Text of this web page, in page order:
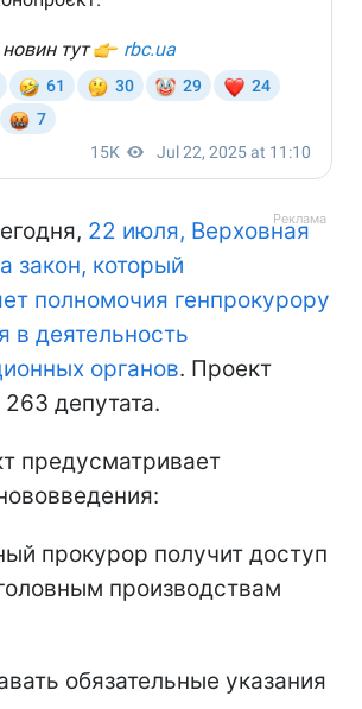
22 июля, Верховная
закон, который
полномочия генпрокурору
в деятельность
органов. Проект
депутата.
предусматривает
прокурор получит доступ
производствам
обязательные указания